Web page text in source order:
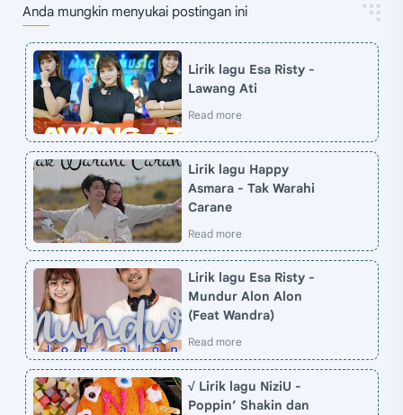
Anda mungkin menyukai postingan ini
Lirik lagu Esa Risty -
Lawang Ati
Lirik lagu Happy
Asmara - Tak Warahi
Carane
Lirik lagu Esa Risty -
Mundur Alon Alon
(Feat Wandra)
√ Lirik lagu NiziU -
Poppin’ Shakin dan